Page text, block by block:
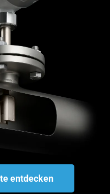
entdecken